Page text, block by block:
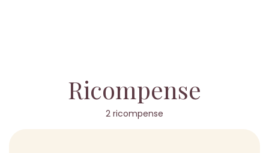
Ricompense
2 ricompense